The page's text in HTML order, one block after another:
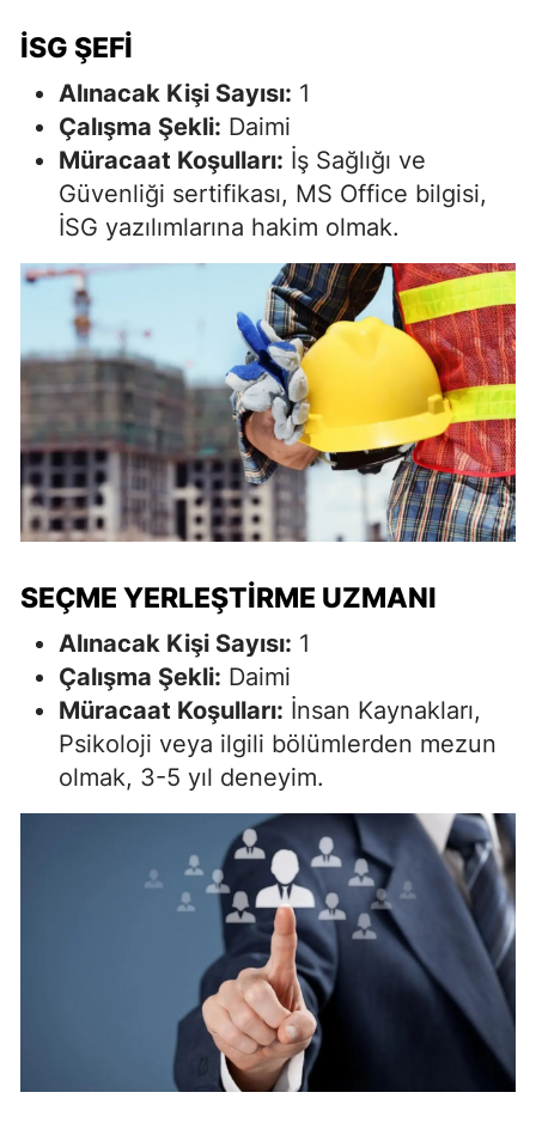
İSG ŞEFI
Alınacak Kişi Sayısı: 1
Çalışma Şekli: Daimi
Müracaat Koşulları: İş Sağlığı ve
Güvenliği sertifikası, MS Office bilgisi,
İSG yazılımlarına hakim olmak.
SEÇME YERLEŞTIRME UZMANI
Alınacak Kişi Sayısı: 1
Çalışma Şekli: Daimi
Müracaat Koşulları: İnsan Kaynakları,
Psikoloji veya ilgili bölümlerden mezun
olmak, 3-5 yıl deneyim.